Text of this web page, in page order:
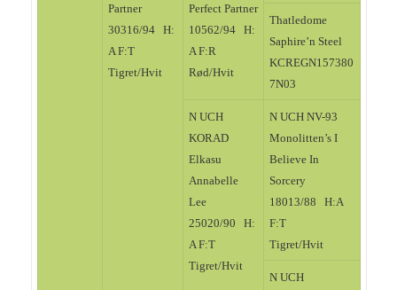
Partner
30316/94 H:
A F:T
Tigret/Hvit
Perfect Partner
10562/94 H:
A F:R
Rød/Hvit
Thatledome
Saphire’n Steel
KCREGN157380
7N03
N UCH
KORAD
Elkasu
Annabelle
Lee
25020/90 H:
A F:T
Tigret/Hvit
N UCH NV-93
Monolitten’s I
Believe In
Sorcery
18013/88 H:A
F:T
Tigret/Hvit
N UCH